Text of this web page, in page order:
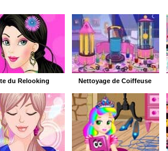
du Relooking Nettoyage de Coiffeuse